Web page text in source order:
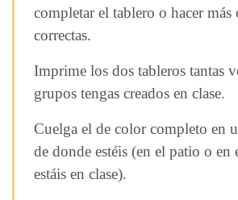
completar el tablero o hacer más
correctas.
Imprime los dos tableros tantas
grupos tengas creados en clase.
Cuelga el de color completo en
de donde estéis (en el patio o en
estáis en clase).